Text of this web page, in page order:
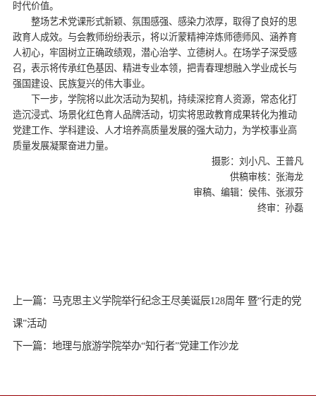
时代价值。
整场艺术党课形式新颖、氛围感强、感染力浓厚，取得了良好的思
政育人成效。与会教师纷纷表示，将以沂蒙精神淬炼师德师风、涵养育
人初心，牢固树立正确政绩观，潜心治学、立德树人。在场学子深受感
召，表示将传承红色基因、精进专业本领，把青春理想融入学业成长与
强国建设、民族复兴的伟大事业。
下一步，学院将以此次活动为契机，持续深挖育人资源，常态化打
造沉浸式、场景化红色育人品牌活动，切实将思政教育成果转化为推动
党建工作、学科建设、人才培养高质量发展的强大动力，为学校事业高
质量发展凝聚奋进力量。
摄影：刘小凡、王普凡
供稿审核：张海龙
审稿、编辑：侯伟、张淑芬
终审：孙磊
上一篇：马克思主义学院举行纪念王尽美诞辰128周年 暨“行走的党
课”活动
下一篇：地理与旅游学院举办“知行者”党建工作沙龙